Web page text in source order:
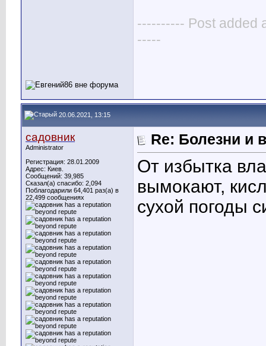
---------- Post added
-----
20.06.2021, 13:15
садовник
Administrator
Регистрация: 28.01.2009
Адрес: Киев.
Сообщений: 39,985
Сказал(а) спасибо: 2,094
Поблагодарили 64,401 раз(а) в
22,499 сообщениях
Re: Болезни и
От избытка
вымокают,
сухой погоды